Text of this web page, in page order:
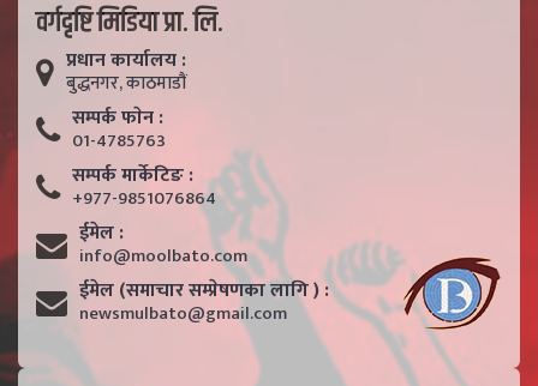
वर्गदृष्टि मिडिया प्रा. लि.
प्रधान कार्यालय :
बुद्धनगर, काठमाडाैं
सम्पर्क फाेन :
01-4785763
सम्पर्क मार्केटिङ :
+977-9851076864
ईमेल :
info@moolbato.com
ईमेल (समाचार सम्प्रेषणका लागि ) :
newsmulbato@gmail.com